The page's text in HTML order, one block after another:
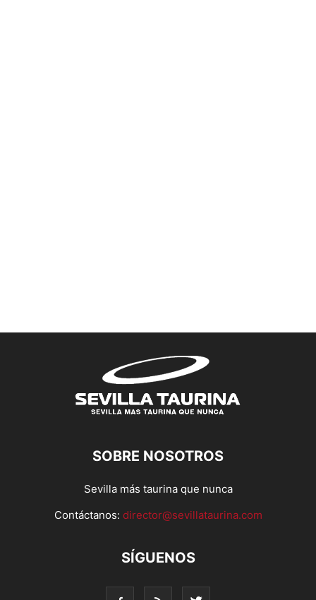
SOBRE NOSOTROS
Sevilla más taurina que nunca
Contáctanos: director@sevillataurina.com
SÍGUENOS